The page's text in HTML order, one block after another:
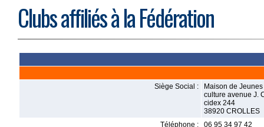
Clubs affiliés à la Fédération
Siège Social :
Maison de
culture avenue J.
cidex 244
38920 CROLLES
Téléphone :
06 95 34 97 42